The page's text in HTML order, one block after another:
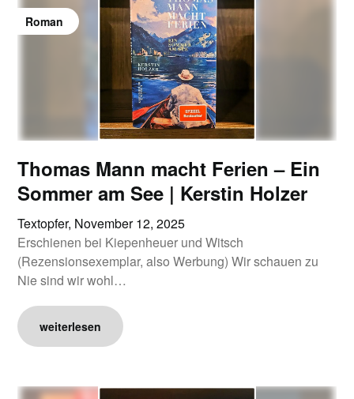
Roman
Thomas Mann macht Ferien – Ein
Sommer am See | Kerstin Holzer
Textopfer, November 12, 2025
Erschienen bei Kiepenheuer und Witsch
(Rezensionsexemplar, also Werbung) Wir schauen zu
Nie sind wir wohl…
weiterlesen